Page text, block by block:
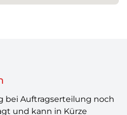
bei Auftragserteilung noch
und kann in Kürze